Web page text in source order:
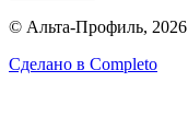
© Альта-Профиль, 2026
Сделано в Completo